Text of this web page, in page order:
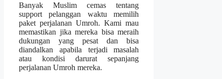
Banyak Muslim cemas tentang
support pelanggan waktu memilih
paket perjalanan Umroh. Kami mau
memastikan jika mereka bisa meraih
dukungan yang pesat dan bisa
diandalkan apabila terjadi masalah
atau kondisi darurat sepanjang
perjalanan Umroh mereka.